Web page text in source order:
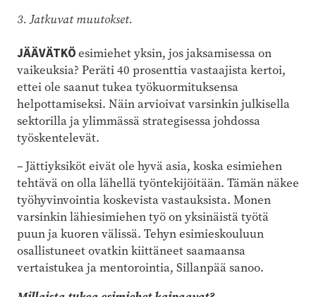
3. Jatkuvat muutokset.
JÄÄVÄTKÖesimiehet yksin, jos jaksamisessa on
vaikeuksia? Peräti 40 prosenttia vastaajista kertoi,
ettei ole saanut tukea työkuormituksensa
helpottamiseksi. Näin arvioivat varsinkin julkisella
sektorilla ja ylimmässä strategisessa johdossa
työskentelevät.
– Jättiyksiköt eivät ole hyvä asia, koska esimiehen
tehtävä on olla lähellä työntekijöitään. Tämän näkee
työhyvinvointia koskevista vastauksista. Monen
varsinkin lähiesimiehen työ on yksinäistä työtä
puun ja kuoren välissä. Tehyn esimieskouluun
osallistuneet ovatkin kiittäneet saamaansa
vertaistukea ja mentorointia, Sillanpää sanoo.